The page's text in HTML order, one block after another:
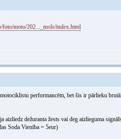
moto/202..._mols/index.html
performancēm, bet šis ir pārlieku
aizliedz dežuranta žests vai deg aizlieguma
Soda Vienība = 5eur)